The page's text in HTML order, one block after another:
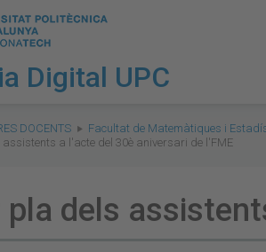
Digital UPC
DOCENTS Facultat de Matemàtiques i
a l'acte del 30è aniversari de l'FME
pla dels